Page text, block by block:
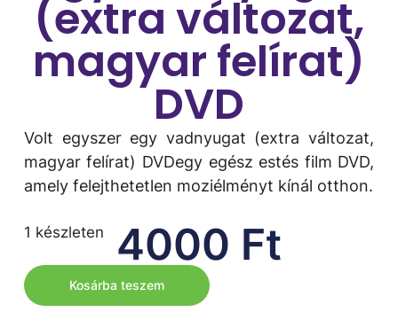
(extra változat,
magyar felírat)
DVD
Volt egyszer egy vadnyugat (extra változat,
magyar felírat) DVDegy egész estés film DVD,
amely felejthetetlen moziélményt kínál otthon.
4000 Ft
1 készleten
Kosárba teszem